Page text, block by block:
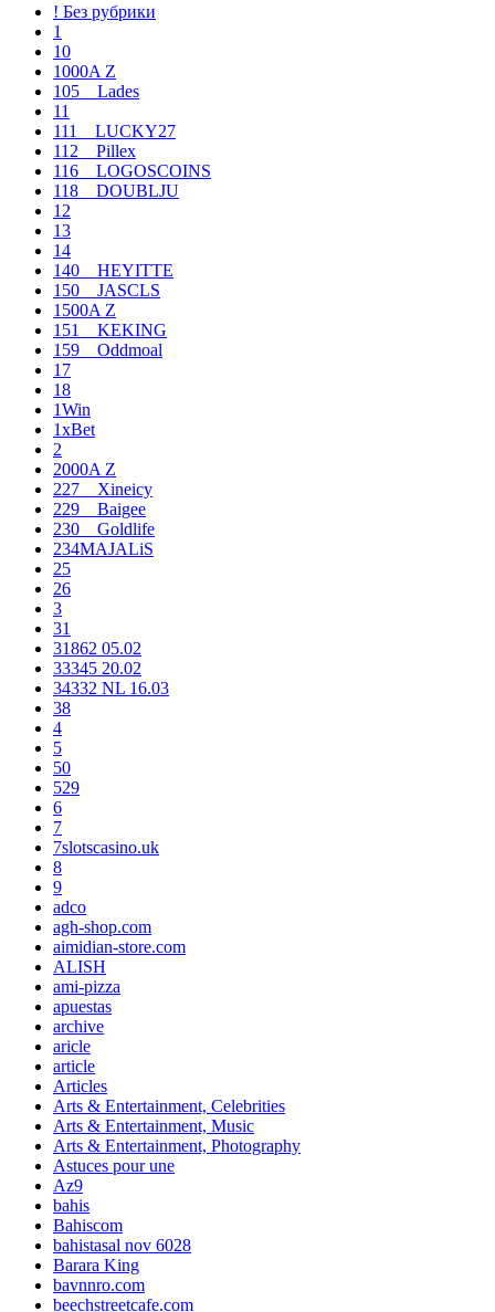
! Без рубрики
1
10
1000A Z
105__Lades
11
111__LUCKY27
112__Pillex
116__LOGOSCOINS
118__DOUBLJU
12
13
14
140__HEYITTE
150__JASCLS
1500A Z
151__KEKING
159__Oddmoal
17
18
1Win
1xBet
2
2000A Z
227__Xineicy
229__Baigee
230__Goldlife
234MAJALiS
25
26
3
31
31862 05.02
33345 20.02
34332 NL 16.03
38
4
5
50
529
6
7
7slotscasino.uk
8
9
adco
agh-shop.com
aimidian-store.com
ALISH
ami-pizza
apuestas
archive
aricle
article
Articles
Arts & Entertainment, Celebrities
Arts & Entertainment, Music
Arts & Entertainment, Photography
Astuces pour une
Az9
bahis
Bahiscom
bahistasal nov 6028
Barara King
bavnnro.com
beechstreetcafe.com